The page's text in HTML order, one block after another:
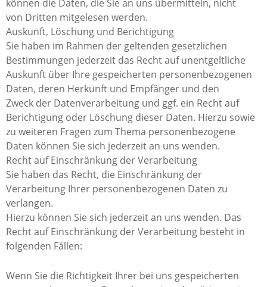
können die Daten, die Sie an uns übermitteln, nicht
von Dritten mitgelesen werden.
Auskunft, Löschung und Berichtigung
Sie haben im Rahmen der geltenden gesetzlichen
Bestimmungen jederzeit das Recht auf unentgeltliche
Auskunft über Ihre gespeicherten personenbezogenen
Daten, deren Herkunft und Empfänger und den
Zweck der Datenverarbeitung und ggf. ein Recht auf
Berichtigung oder Löschung dieser Daten. Hierzu sowie
zu weiteren Fragen zum Thema personenbezogene
Daten können Sie sich jederzeit an uns wenden.
Recht auf Einschränkung der Verarbeitung
Sie haben das Recht, die Einschränkung der
Verarbeitung Ihrer personenbezogenen Daten zu
verlangen.
Hierzu können Sie sich jederzeit an uns wenden. Das
Recht auf Einschränkung der Verarbeitung besteht in
folgenden Fällen:
Wenn Sie die Richtigkeit Ihrer bei uns gespeicherten